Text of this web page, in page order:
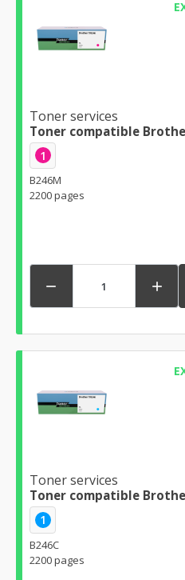
Toner services
Toner compatible
1
B246M
2200 pages
 
Toner services
Toner compatible
1
B246C
2200 pages